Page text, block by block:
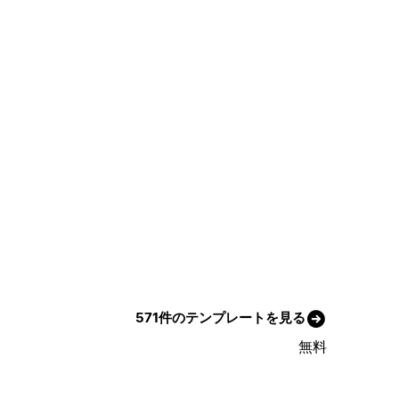
571件のテンプレートを見る
無料